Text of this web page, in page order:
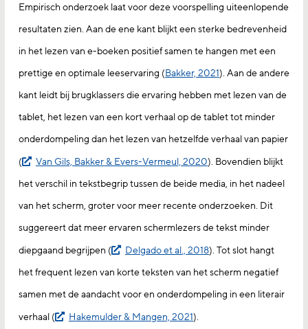
Empirisch onderzoek laat voor deze voorspelling uiteenlopende
resultaten zien. Aan de ene kant blijkt een sterke bedrevenheid
in het lezen van e-boeken positief samen te hangen met een
prettige en optimale leeservaring (Bakker, 2021). Aan de andere
kant leidt bij brugklassers die ervaring hebben met lezen van de
tablet, het lezen van een kort verhaal op de tablet tot minder
onderdompeling dan het lezen van hetzelfde verhaal van papier
(
Van Gils, Bakker & Evers-Vermeul, 2020). Bovendien blijkt
het verschil in tekstbegrip tussen de beide media, in het nadeel
van het scherm, groter voor meer recente onderzoeken. Dit
suggereert dat meer ervaren schermlezers de tekst minder
diepgaand begrijpen (
Delgado et al., 2018). Tot slot hangt
het frequent lezen van korte teksten van het scherm negatief
samen met de aandacht voor en onderdompeling in een literair
verhaal (
Hakemulder & Mangen, 2021).